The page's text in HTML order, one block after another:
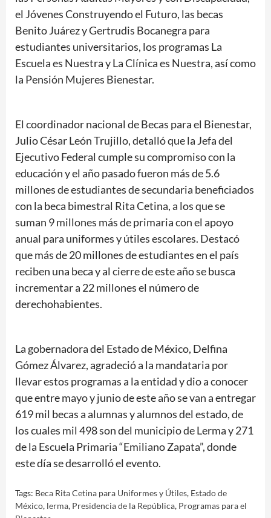
el Jóvenes Construyendo el Futuro, las becas
Benito Juárez y Gertrudis Bocanegra para
estudiantes universitarios, los programas La
Escuela es Nuestra y La Clínica es Nuestra, así como
la Pensión Mujeres Bienestar.
El coordinador nacional de Becas para el Bienestar,
Julio César León Trujillo, detalló que la Jefa del
Ejecutivo Federal cumple su compromiso con la
educación y el año pasado fueron más de 5.6
millones de estudiantes de secundaria beneficiados
con la beca bimestral Rita Cetina, a los que se
suman 9 millones más de primaria con el apoyo
anual para uniformes y útiles escolares. Destacó
que más de 20 millones de estudiantes en el país
reciben una beca y al cierre de este año se busca
incrementar a 22 millones el número de
derechohabientes.
La gobernadora del Estado de México, Delfina
Gómez Álvarez, agradeció a la mandataria por
llevar estos programas a la entidad y dio a conocer
que entre mayo y junio de este año se van a entregar
619 mil becas a alumnas y alumnos del estado, de
los cuales mil 498 son del municipio de Lerma y 271
de la Escuela Primaria “Emiliano Zapata”, donde
este día se desarrolló el evento.
Tags: Beca Rita Cetina para Uniformes y Útiles, Estado de
México, lerma, Presidencia de la República, Programas para el